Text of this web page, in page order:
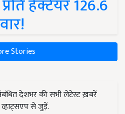
हेक्टेयर 126.6
Stories
देशभर की सभी लेटेस्ट ख़बरें
से जुड़ें.